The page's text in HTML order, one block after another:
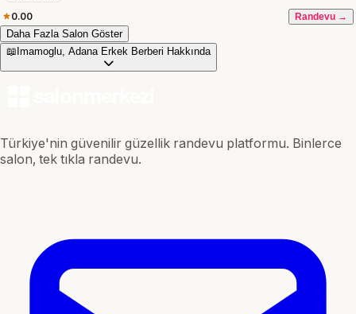
0.00 Randevu →
Daha Fazla Salon Göster
📖 Imamoglu, Adana Erkek Berberi Hakkında
Türkiye'nin güvenilir güzellik randevu platformu. Binlerce
salon, tek tıkla randevu.